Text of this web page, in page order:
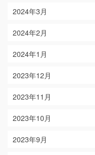
2024年3月
2024年2月
2024年1月
2023年12月
2023年11月
2023年10月
2023年9月